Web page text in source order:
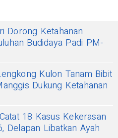
Dorong Ketahanan
Budidaya Padi PM-
Kulon Tanam Bibit
Dukung Ketahanan
18 Kasus Kekerasan
Delapan Libatkan Ayah